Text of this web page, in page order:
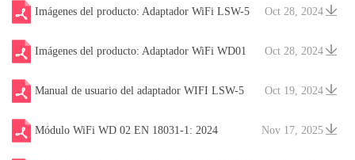
Oct 28, 2024
Imágenes del producto: Adaptador WiFi LSW-5
Oct 28, 2024
Imágenes del producto: Adaptador WiFi WD01
Oct 19, 2024
Manual de usuario del adaptador WIFI LSW-5
V240919 Nov 17, 2025
Módulo WiFi WD 02 EN 18031-1: 2024